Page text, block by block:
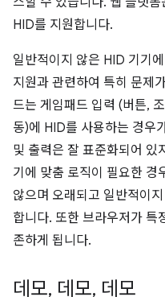
HID를 지원합니다.
일반적이지 않은 HID 기기
지원과 관련하여 특히 문제
드는 게임패드 입력 (버튼,
동)에 HID를 사용하는 경우
및 출력은 잘 표준화되어 있
기에 맞춤 로직이 필요한 경
않으며 오래되고 일반적이
합니다. 또한 브라우저가 특
존하게 됩니다.
데모, 데모, 데모